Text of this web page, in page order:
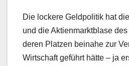
Die lockere Geldpolitik hat
und die Aktienmarktblase
deren Platzen beinahe zur
Wirtschaft geführt hätte – ja